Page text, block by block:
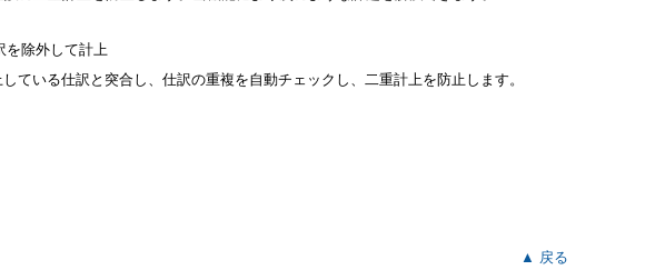
ている仕訳と突合し、仕訳の重複を自動チェックし、二重計上を防止します。
▲ 戻る